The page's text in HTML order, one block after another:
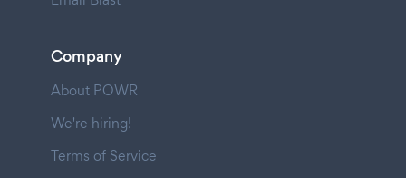
Company
About POWR
We're hiring!
Terms of Service